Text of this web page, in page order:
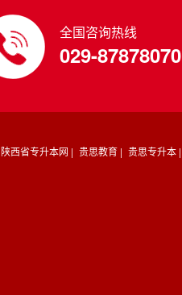
全国咨询热线
029-87878070
陕西省专升本网 | 贵思教育 | 贵思专升本 |